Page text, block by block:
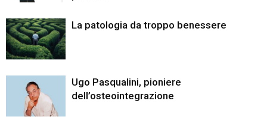
La patologia da troppo benessere
Ugo Pasqualini, pioniere
dell’osteointegrazione